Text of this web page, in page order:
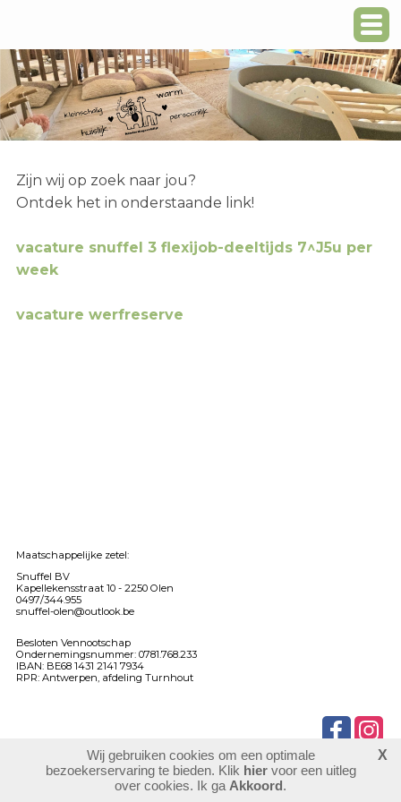
Zijn wij op zoek naar jou?
Ontdek het in onderstaande link!
vacature snuffel 3 flexijob-deeltijds 7^J5u per
week
vacature werfreserve
Maatschappelijke zetel:
Snuffel BV
Kapellekensstraat 10 - 2250 Olen
0497/344.955
snuffel-olen@outlook.be
Besloten Vennootschap
Ondernemingsnummer: 0781.768.233
IBAN: BE68 1431 2141 7934
RPR: Antwerpen, afdeling Turnhout
902725 bezoekers
login
Wij gebruiken cookies om een optimale
bezoekerservaring te bieden. Klik hiervoor een uitleg
over cookies. Ik ga Akkoord.
X